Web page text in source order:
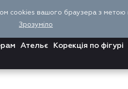
Ательє Корекція по фігурі
cookies вашого браузера з метою
Зрозуміло